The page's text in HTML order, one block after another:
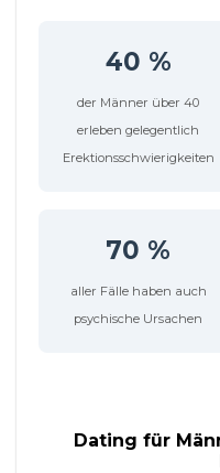
40 %
der Männer über 40
erleben gelegentlich
Erektionsschwierigkeiten
70 %
aller Fälle haben auch
psychische Ursachen
Dating für